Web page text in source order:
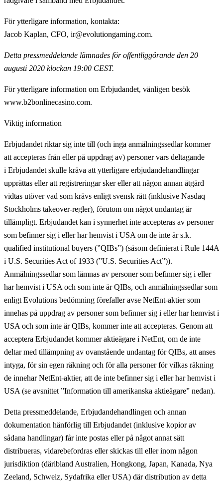
För ytterligare information, kontakta:
Jacob Kaplan, CFO, ir@evolutiongaming.com.
Detta pressmeddelande lämnades för offentliggörande den 20
augusti 2020 klockan 19:00 CEST.
För ytterligare information om Erbjudandet, vänligen besök
www.b2bonlinecasino.com.
Viktig information
Erbjudandet riktar sig inte till (och inga anmälningssedlar kommer
att accepteras från eller på uppdrag av) personer vars deltagande
i Erbjudandet skulle kräva att ytterligare erbjudandehandlingar
upprättas eller att registreringar sker eller att någon annan åtgärd
vidtas utöver vad som krävs enligt svensk rätt (inklusive Nasdaq
Stockholms takeover-regler), förutom om något undantag är
tillämpligt. Erbjudandet kan i synnerhet inte accepteras av personer
som befinner sig i eller har hemvist i USA om de inte är s.k.
qualified institutional buyers (”QIBs”) (såsom definierat i Rule 144A
i U.S. Securities Act of 1933 (”U.S. Securities Act”)).
Anmälningssedlar som lämnas av personer som befinner sig i eller
har hemvist i USA och som inte är QIBs, och anmälningssedlar som
enligt Evolutions bedömning förefaller avse NetEnt-aktier som
innehas på uppdrag av personer som befinner sig i eller har hemvist i
USA och som inte är QIBs, kommer inte att accepteras. Genom att
acceptera Erbjudandet kommer aktieägare i NetEnt, om de inte
deltar med tillämpning av ovanstående undantag för QIBs, att anses
intyga, för sin egen räkning och för alla personer för vilkas räkning
de innehar NetEnt-aktier, att de inte befinner sig i eller har hemvist i
USA (se avsnittet ”Information till amerikanska aktieägare” nedan).
Detta pressmeddelande, Erbjudandehandlingen och annan
dokumentation hänförlig till Erbjudandet (inklusive kopior av
sådana handlingar) får inte postas eller på något annat sätt
distribueras, vidarebefordras eller skickas till eller inom någon
jurisdiktion (däribland Australien, Hongkong, Japan, Kanada, Nya
Zeeland, Schweiz, Sydafrika eller USA) där distribution av detta